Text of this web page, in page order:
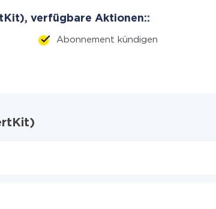
verfügbare Aktionen::
Abonnement kündigen